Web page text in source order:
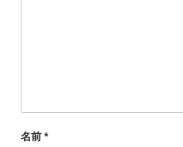
名前 *